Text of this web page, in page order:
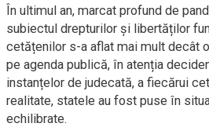
În ultimul an, marcat profund de
subiectul drepturilor și libertăților
cetățenilor s-a aflat mai mult decât
pe agenda publică, în atenția
instanțelor de judecată, a fiecărui
realitate, statele au fost puse în
echilibrate.